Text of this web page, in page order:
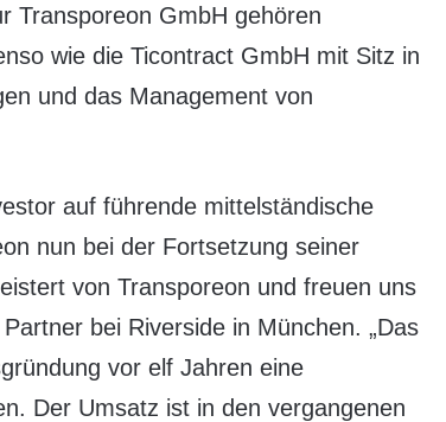
Transporeon GmbH gehören
wie die Ticontract GmbH mit Sitz in
und das Management von
auf führende mittelständische
nun bei der Fortsetzung seiner
von Transporeon und freuen uns
bei Riverside in München. „Das
vor elf Jahren eine
Der Umsatz ist in den vergangenen